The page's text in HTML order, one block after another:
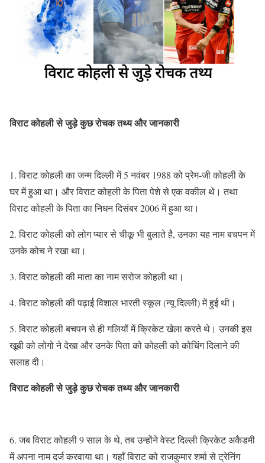
विराट कोहली से जुड़े कुछ रोचक तथ्य और जानकारी
1. विराट कोहली का जन्म दिल्ली में 5 नवंबर 1988 को प्रेम-जी कोहली के
घर में हुआ था। और विराट कोहली के पिता पेशे से एक वकील थे। तथा
विराट कोहली के पिता का निधन दिसंबर 2006 में हुआ था।
2. विराट कोहली को लोग प्यार से चीकू भी बुलाते है, उनका यह नाम बचपन में
उनके कोच ने रखा था।
3. विराट कोहली की माता का नाम सरोज कोहली था।
4. विराट कोहली की पढ़ाई विशाल भारती स्कूल (न्यू दिल्ली) में हुई थी।
5. विराट कोहली बचपन से ही गलियों में क्रिकेट खेला करते थे। उनकी इस
खूबी को लोगो ने देखा और उनके पिता को कोहली को कोचिंग दिलाने की
सलाह दी।
विराट कोहली से जुड़े कुछ रोचक तथ्य और जानकारी
6. जब विराट कोहली 9 साल के थे, तब उन्होंने वेस्ट दिल्ली क्रिकेट अकैडमी
में अपना नाम दर्ज करवाया था। यहाँ विराट को राजकुमार शर्मा से ट्रेनिंग